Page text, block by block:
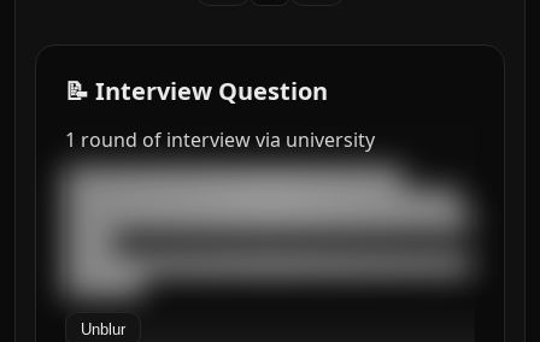
📝 Interview Question
1 round of interview via university
███████████████████████████████████
█████████████████████████████████████████
██████████████████████████████████████████
████████
Unblur